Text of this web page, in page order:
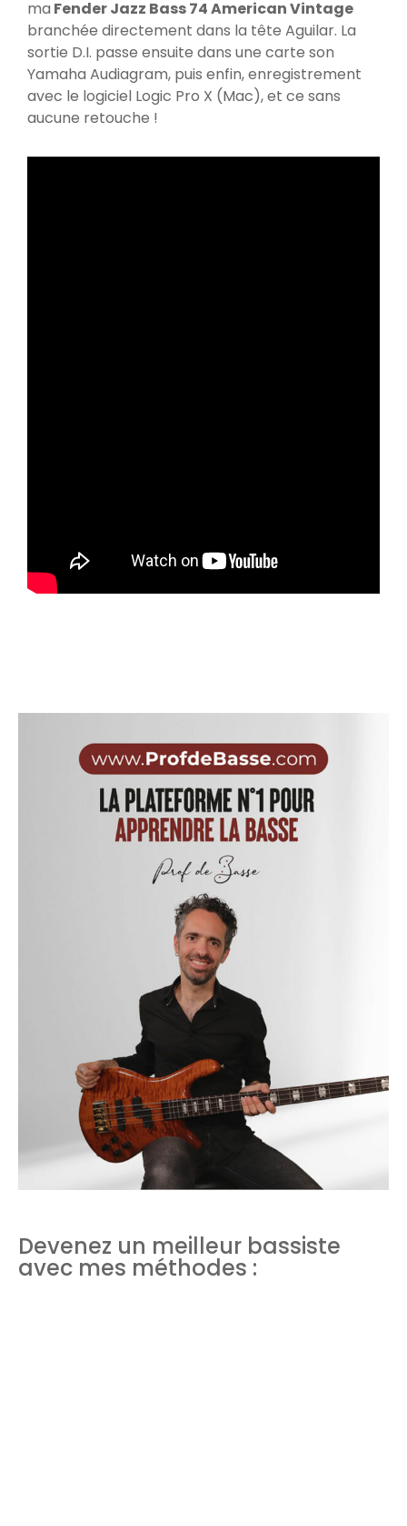
ma Fender Jazz Bass 74 American Vintage
branchée directement dans la tête Aguilar. La
sortie D.I. passe ensuite dans une carte son
Yamaha Audiagram, puis enfin, enregistrement
avec le logiciel Logic Pro X (Mac), et ce sans
aucune retouche !
Devenez un meilleur bassiste
avec mes méthodes :